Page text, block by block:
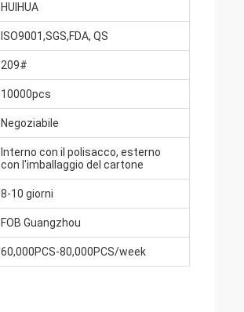
HUIHUA
ISO9001,SGS,FDA, QS
209#
10000pcs
Negoziabile
Interno con il polisacco, esterno
con l'imballaggio del cartone
8-10 giorni
FOB Guangzhou
60,000PCS-80,000PCS/week